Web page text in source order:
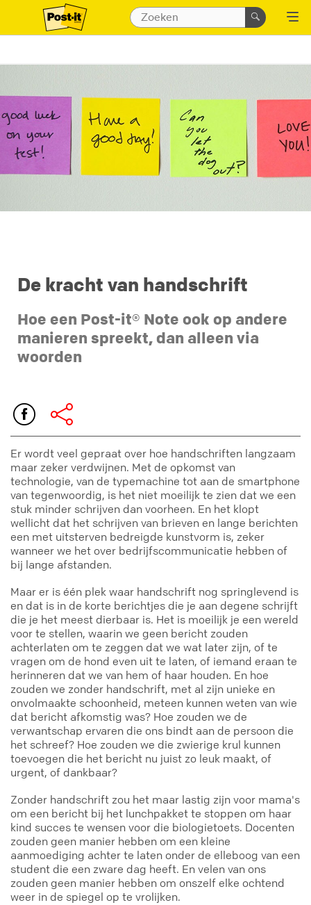
De kracht van handschrift
Hoe een Post-it® Note ook op andere
manieren spreekt, dan alleen via
woorden
Er wordt veel gepraat over hoe handschriften langzaam
maar zeker verdwijnen. Met de opkomst van
technologie, van de typemachine tot aan de smartphone
van tegenwoordig, is het niet moeilijk te zien dat we een
stuk minder schrijven dan voorheen. En het klopt
wellicht dat het schrijven van brieven en lange berichten
een met uitsterven bedreigde kunstvorm is, zeker
wanneer we het over bedrijfscommunicatie hebben of
bij lange afstanden.
Maar er is één plek waar handschrift nog springlevend is
en dat is in de korte berichtjes die je aan degene schrijft
die je het meest dierbaar is. Het is moeilijk je een wereld
voor te stellen, waarin we geen bericht zouden
achterlaten om te zeggen dat we wat later zijn, of te
vragen om de hond even uit te laten, of iemand eraan te
herinneren dat we van hem of haar houden. En hoe
zouden we zonder handschrift, met al zijn unieke en
onvolmaakte schoonheid, meteen kunnen weten van wie
dat bericht afkomstig was? Hoe zouden we de
verwantschap ervaren die ons bindt aan de persoon die
het schreef? Hoe zouden we die zwierige krul kunnen
toevoegen die het bericht nu juist zo leuk maakt, of
urgent, of dankbaar?
Zonder handschrift zou het maar lastig zijn voor mama's
om een bericht bij het lunchpakket te stoppen om haar
kind succes te wensen voor die biologietoets. Docenten
zouden geen manier hebben om een kleine
aanmoediging achter te laten onder de elleboog van een
student die een zware dag heeft. En velen van ons
zouden geen manier hebben om onszelf elke ochtend
weer in de spiegel op te vrolijken.